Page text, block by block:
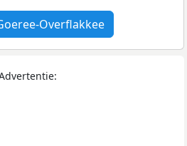
Overflakkee